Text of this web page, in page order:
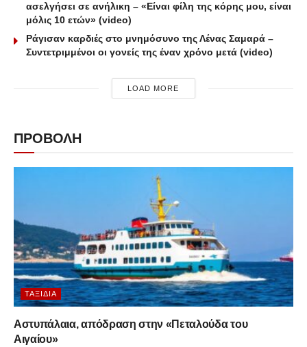
ασελγήσει σε ανήλικη – «Είναι φίλη της κόρης μου, είναι
μόλις 10 ετών» (video)
Ράγισαν καρδιές στο μνημόσυνο της Λένας Σαμαρά –
Συντετριμμένοι οι γονείς της έναν χρόνο μετά (video)
LOAD MORE
ΠΡΟΒΟΛΗ
ΤΑΞΊΔΙΑ
Αστυπάλαια, απόδραση στην «Πεταλούδα του
Αιγαίου»